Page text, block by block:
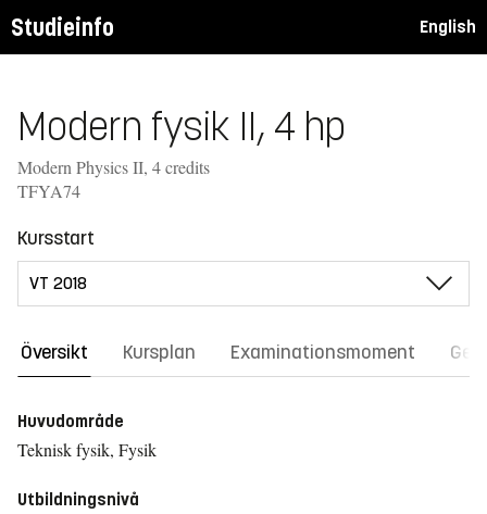
Studieinfo English
Modern fysik II, 4 hp
Modern Physics II, 4 credits
TFYA74
Kursstart
Översikt Kursplan Examinationsmoment
Huvudområde
Teknisk fysik, Fysik
Utbildningsnivå